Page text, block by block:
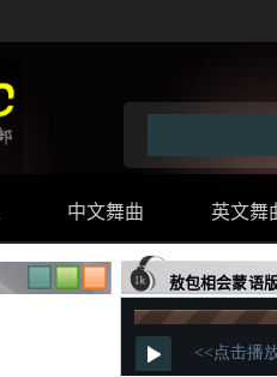
中文舞曲 英文舞
敖包相会蒙语